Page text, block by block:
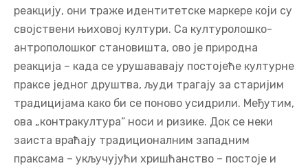
реакцију, они траже идентитетске маркере који су
својствени њиховој култури. Са културолошко-
антрополошког становишта, ово је природна
реакција – када се урушававају постојеће културне
праксе једног друштва, људи трагају за старијим
традицијама како би се поново усидрили. Међутим,
ова „контракултура“ носи и ризике. Док се неки
заиста враћају традиционалним западним
праксама – укључујући хришћанство – постоје и